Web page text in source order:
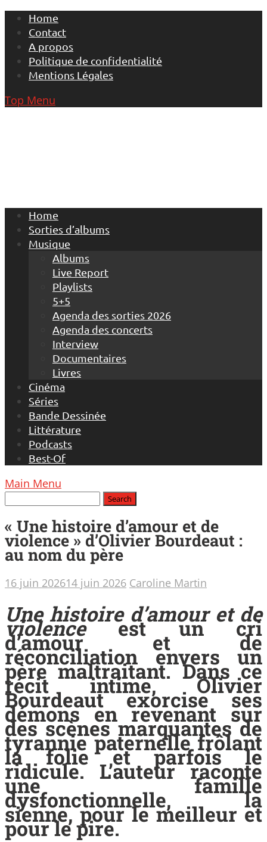
Skip
content
Home
Contact
A propos
Politique de confidentialité
Mentions Légales
Top Menu
Home
Sorties d’albums
Musique
Albums
Live Report
Playlists
5+5
Agenda des sorties 2026
Agenda des concerts
Interview
Documentaires
Livres
Cinéma
Séries
Bande Dessinée
Littérature
Podcasts
Best-Of
Main Menu
« Une histoire d’amour et de
violence » d’Olivier Bourdeaut :
au nom du père
16 juin 202614 juin 2026 Caroline Martin
Une histoire d’amour et de
violenceest un cri
d’amour et de
réconciliation envers un
père maltraitant. Dans ce
récit intime, Olivier
Bourdeaut exorcise ses
démons en revenant sur
des scènes marquantes de
tyrannie paternelle frôlant
la folie et parfois le
ridicule. L’auteur raconte
une famille
dysfonctionnelle, la
sienne, pour le meilleur et
pour le pire.